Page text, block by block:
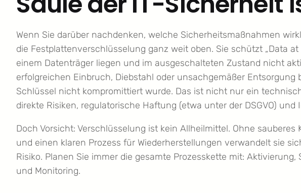
Wenn Sie darüber nachdenken, welche Sicherheitsmaßnahmen
die Festplattenverschlüsselung ganz weit oben. Sie schützt „Data
einem Datenträger liegen und im ausgeschalteten Zustand nicht
erfolgreichen Einbruch, Diebstahl oder unsachgemäßer Entsorgung
Schlüssel nicht kompromittiert wurde. Das ist nicht nur ein
direkte Risiken, regulatorische Haftung (etwa unter der DSGVO) und
Doch Vorsicht: Verschlüsselung ist kein Allheilmittel. Ohne
und einen klaren Prozess für Wiederherstellungen verwandelt sie
Risiko. Planen Sie immer die gesamte Prozesskette mit:
und Monitoring.